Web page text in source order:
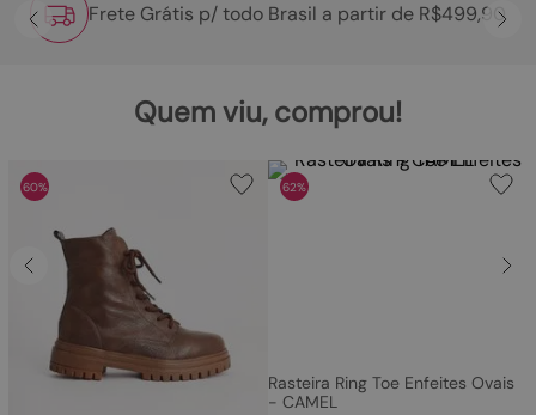
Frete Grátis p/ todo Brasil a partir de R$499,90
Quem viu, comprou!
60% 62%
Rasteira Ring Toe Enfeites Ovais
- CAMEL